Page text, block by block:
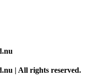
| All rights reserved.